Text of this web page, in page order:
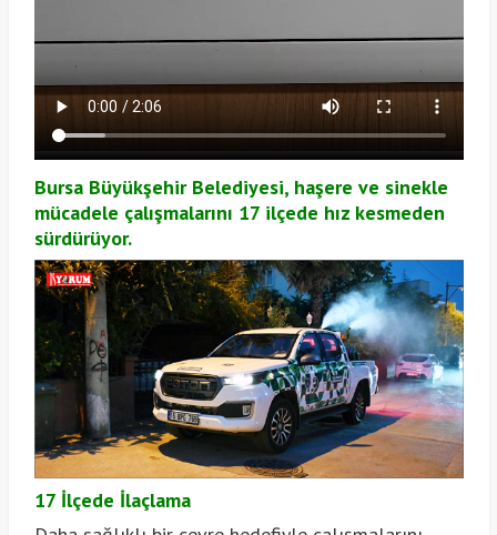
Bursa Büyükşehir Belediyesi, haşere ve sinekle
mücadele çalışmalarını 17 ilçede hız kesmeden
sürdürüyor.
17 İlçede İlaçlama